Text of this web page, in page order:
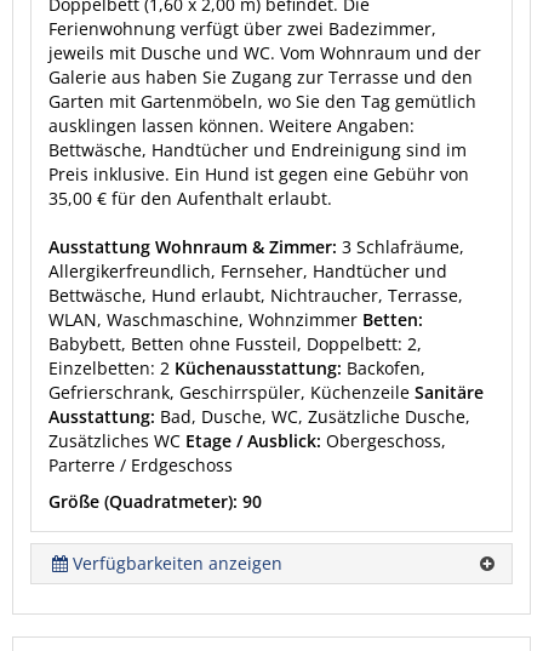
Ferienwohnung verfügt über zwei Badezimmer,
jeweils mit Dusche und WC. Vom Wohnraum und der
Galerie aus haben Sie Zugang zur Terrasse und den
Garten mit Gartenmöbeln, wo Sie den Tag gemütlich
ausklingen lassen können. Weitere Angaben:
Bettwäsche, Handtücher und Endreinigung sind im
Preis inklusive. Ein Hund ist gegen eine Gebühr von
35,00 € für den Aufenthalt erlaubt.
Ausstattung Wohnraum & Zimmer: 3 Schlafräume,
Allergikerfreundlich, Fernseher, Handtücher und
Bettwäsche, Hund erlaubt, Nichtraucher, Terrasse,
WLAN, Waschmaschine, Wohnzimmer Betten:
Babybett, Betten ohne Fussteil, Doppelbett: 2,
Einzelbetten: 2 Küchenausstattung: Backofen,
Gefrierschrank, Geschirrspüler, Küchenzeile Sanitäre
Ausstattung: Bad, Dusche, WC, Zusätzliche Dusche,
Zusätzliches WC Etage / Ausblick: Obergeschoss,
Parterre / Erdgeschoss
Größe (Quadratmeter): 90
Verfügbarkeiten anzeigen